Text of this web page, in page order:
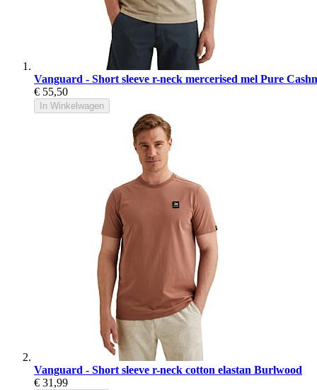
Vanguard - Short sleeve r-neck mercerised mel Pure
€ 55,50
In Winkelwagen
Vanguard - Short sleeve r-neck cotton elastan Burlwood
€ 31,99